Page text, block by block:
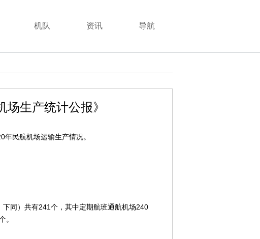
导航
资讯
机队
生产统计公报》
年民航机场运输生产情况。
同）共有241个，其中定期航班通航机场240
。